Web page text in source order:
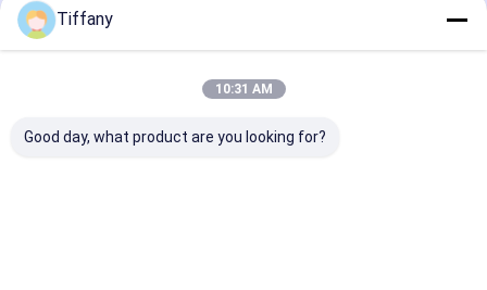
Sản Phẩm Khuyến Cáo
Tiffany
10:31 AM
Good day, what product are you looking for?